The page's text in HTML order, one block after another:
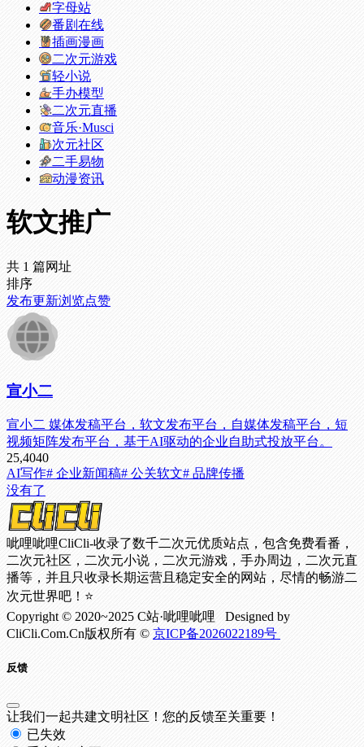
字母站
番剧在线
插画漫画
二次元游戏
轻小说
手办模型
二次元直播
音乐·Musci
次元社区
二手易物
动漫资讯
软文推广
共 1 篇网址
排序
发布更新浏览点赞
宣小二
宣小二 媒体发稿平台，软文发布平台，自媒体发稿平台，短
视频矩阵发布平台，基于AI驱动的企业自助式投放平台。
25,4040
AI写作# 企业新闻稿# 公关软文# 品牌传播
没有了
呲哩呲哩CliCli-收录了数千二次元优质站点，包含免费看番，
二次元社区，二次元小说，二次元游戏，手办周边，二次元直
播等，并且只收录长期运营且稳定安全的网站，尽情的畅游二
次元世界吧！⭐
Copyright © 2020~2025 C站·呲哩呲哩 Designed by
CliCli.Com.Cn版权所有 © 京ICP备2026022189号
反馈
让我们一起共建文明社区！您的反馈至关重要！
已失效